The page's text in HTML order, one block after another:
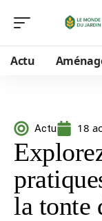
Actu
Actu 18
la tonte